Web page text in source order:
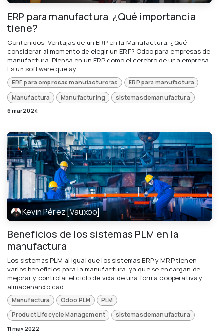
ERP para manufactura, ¿Qué importancia
tiene?
Contenidos: Ventajas de un ERP en la Manufactura. ¿Qué
considerar al momento de elegir un ERP? Odoo para empresas de
manufactura. Piensa en un ERP como el cerebro de una empresa.
Es un software que ay...
ERP para empresas manufactureras
ERP para manufactura
Manufactura
Manufacturing sistemasdemanufactura
6 mar 2024
Kevin Pérez [Vauxoo]
Beneficios de los sistemas PLM en la
manufactura
Los sistemas PLM al igual que los sistemas ERP y MRP tienen
varios beneficios para la manufactura, ya que se encargan de
mejorar y controlar el ciclo de vida de una forma cooperativa y
almacenando cad...
Manufactura Odoo PLM
PLM
Product Lifecycle Management
sistemasdemanufactura
11 may 2022